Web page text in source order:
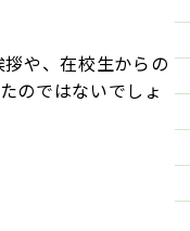
や、在校生からの
のではないでしょ